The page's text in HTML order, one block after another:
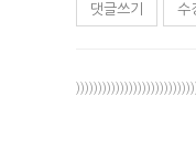
댓글쓰기 수